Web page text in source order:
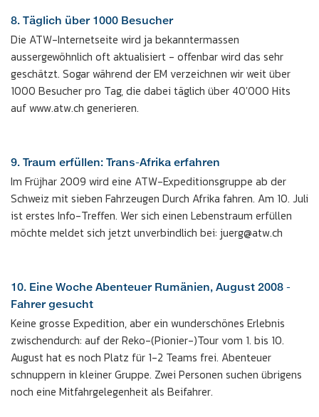
8. Täglich über 1000 Besucher
Die ATW-Internetseite wird ja bekanntermassen
aussergewöhnlich oft aktualisiert - offenbar wird das sehr
geschätzt. Sogar während der EM verzeichnen wir weit über
1000 Besucher pro Tag, die dabei täglich über 40'000 Hits
auf www.atw.ch generieren.
9. Traum erfüllen: Trans-Afrika erfahren
Im Früjhar 2009 wird eine ATW-Expeditionsgruppe ab der
Schweiz mit sieben Fahrzeugen Durch Afrika fahren. Am 10. Juli
ist erstes Info-Treffen. Wer sich einen Lebenstraum erfüllen
möchte meldet sich jetzt unverbindlich bei: juerg@atw.ch
10. Eine Woche Abenteuer Rumänien, August 2008 -
Fahrer gesucht
Keine grosse Expedition, aber ein wunderschönes Erlebnis
zwischendurch: auf der Reko-(Pionier-)Tour vom 1. bis 10.
August hat es noch Platz für 1-2 Teams frei. Abenteuer
schnuppern in kleiner Gruppe. Zwei Personen suchen übrigens
noch eine Mitfahrgelegenheit als Beifahrer.